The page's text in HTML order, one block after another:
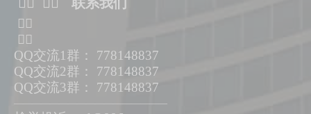
ᅟᅠ
ᅟᅠ
QQ交流1群： 778148837
QQ交流2群： 778148837
QQ交流3群： 778148837
—————————————————